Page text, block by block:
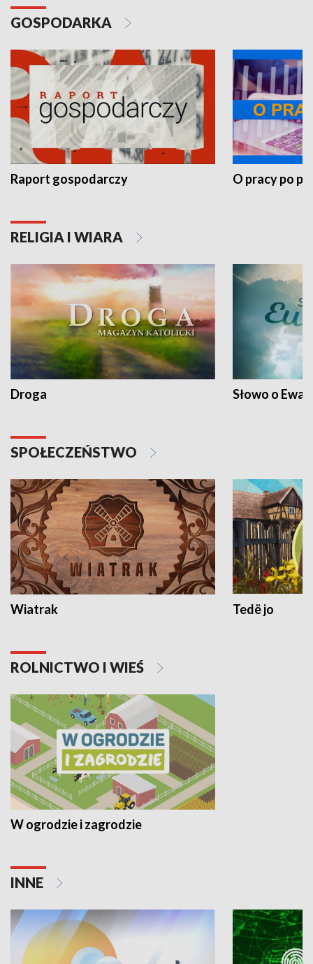
GOSPODARKA
Raport gospodarczy O pracy po
RELIGIA I WIARA
Droga Słowo o
SPOŁECZEŃSTWO
Wiatrak Tedë jo
ROLNICTWO I WIEŚ
W ogrodzie i zagrodzie
INNE